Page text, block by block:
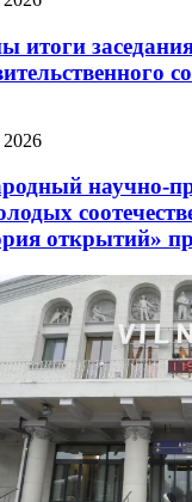
итоги
2026
научно-
открытий»